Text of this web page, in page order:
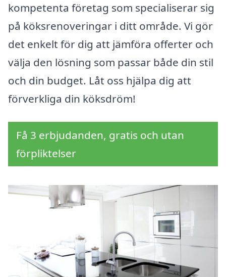
kompetenta företag som specialiserar sig
på köksrenoveringar i ditt område. Vi gör
det enkelt för dig att jämföra offerter och
välja den lösning som passar både din stil
och din budget. Låt oss hjälpa dig att
förverkliga din köksdröm!
Få 3 erbjudanden, gratis och utan
förpliktelser